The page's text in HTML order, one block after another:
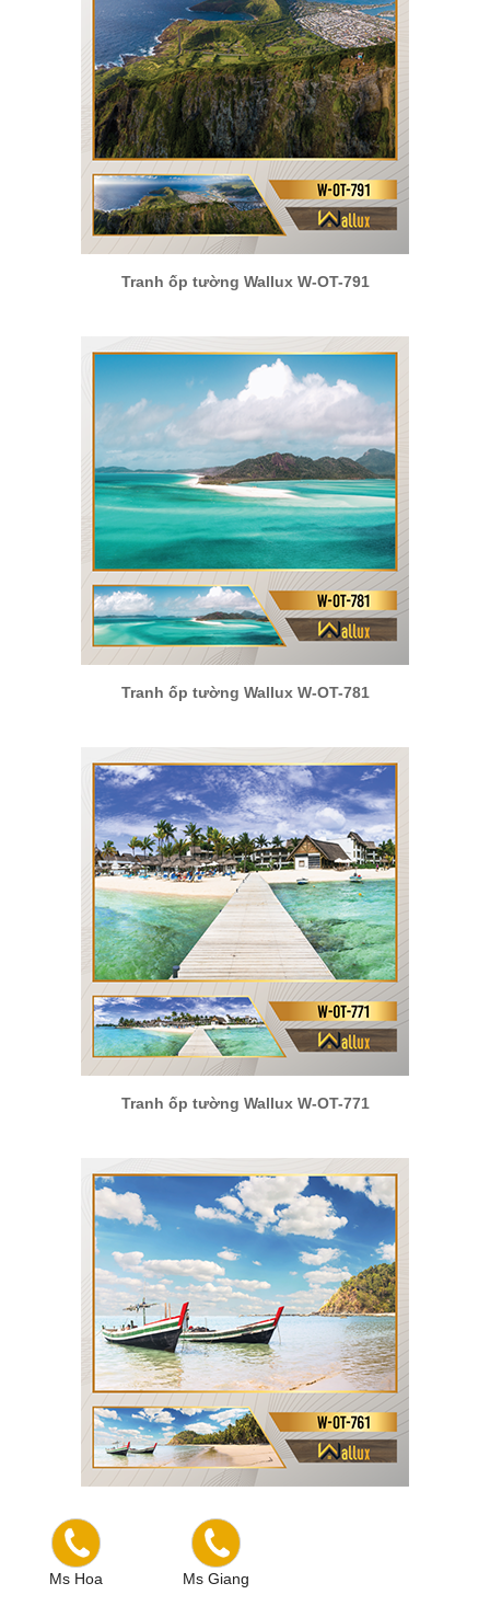
Tranh ốp tường Wallux W-OT-791
Tranh ốp tường Wallux W-OT-781
Tranh ốp tường Wallux W-OT-771
Ms Hoa Ms Giang